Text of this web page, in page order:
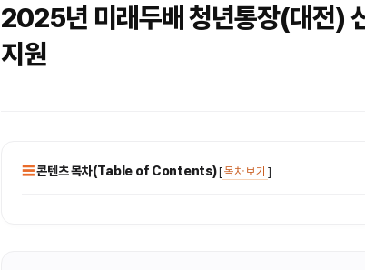
2025년 미래두배 청년통장(대전)
지원
콘텐츠 목차(Table of Contents)[목차 보기 ]